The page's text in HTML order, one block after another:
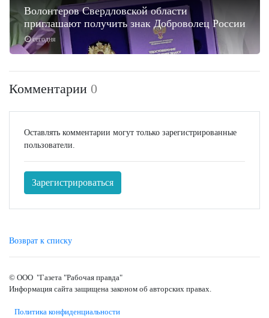
сегодня
Волонтеров Свердловской области
приглашают получить знак Доброволец России
Комментарии 0
Оставлять комментарии могут только зарегистрированные
пользователи.
Зарегистрироваться
Возврат к списку
© ООО "Газета "Рабочая правда"
Информация сайта защищена законом об авторских правах.
Политика конфиденциальности